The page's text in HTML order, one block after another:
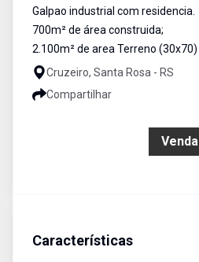
Galpao industrial com residencia.
700m² de área construida;
2.100m² de area Terreno (30x70)
Cruzeiro, Santa Rosa - RS
Compartilhar
Venda
Características